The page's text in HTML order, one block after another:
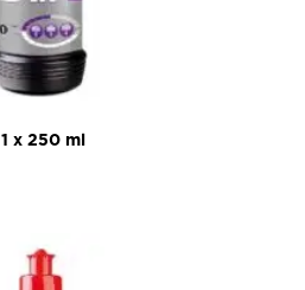
x 250 ml